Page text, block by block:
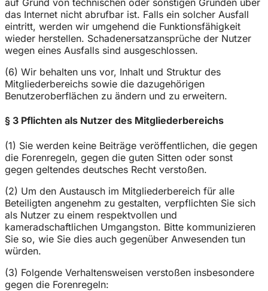
auf Grund von technischen oder sonstigen Gründen über
das Internet nicht abrufbar ist. Falls ein solcher Ausfall
eintritt, werden wir umgehend die Funktionsfähigkeit
wieder herstellen. Schadenersatzansprüche der Nutzer
wegen eines Ausfalls sind ausgeschlossen.
(6) Wir behalten uns vor, Inhalt und Struktur des
Mitgliederbereichs sowie die dazugehörigen
Benutzeroberflächen zu ändern und zu erweitern.
§ 3 Pflichten als Nutzer des Mitgliederbereichs
(1) Sie werden keine Beiträge veröffentlichen, die gegen
die Forenregeln, gegen die guten Sitten oder sonst
gegen geltendes deutsches Recht verstoßen.
(2) Um den Austausch im Mitgliederbereich für alle
Beteiligten angenehm zu gestalten, verpflichten Sie sich
als Nutzer zu einem respektvollen und
kameradschaftlichen Umgangston. Bitte kommunizieren
Sie so, wie Sie dies auch gegenüber Anwesenden tun
würden.
(3) Folgende Verhaltensweisen verstoßen insbesondere
gegen die Forenregeln: